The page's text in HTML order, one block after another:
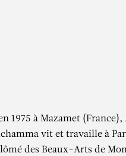
1975 à Mazamet
vit et travaille à
des Beaux-Arts de